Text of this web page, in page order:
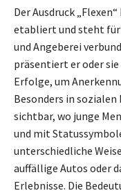
Der Ausdruck
etabliert und steht
und Angeberei
präsentiert er oder
Erfolge, um
Besonders in sozialen
sichtbar, wo junge
und mit
unterschiedliche
auffällige Autos oder
Erlebnisse. Die